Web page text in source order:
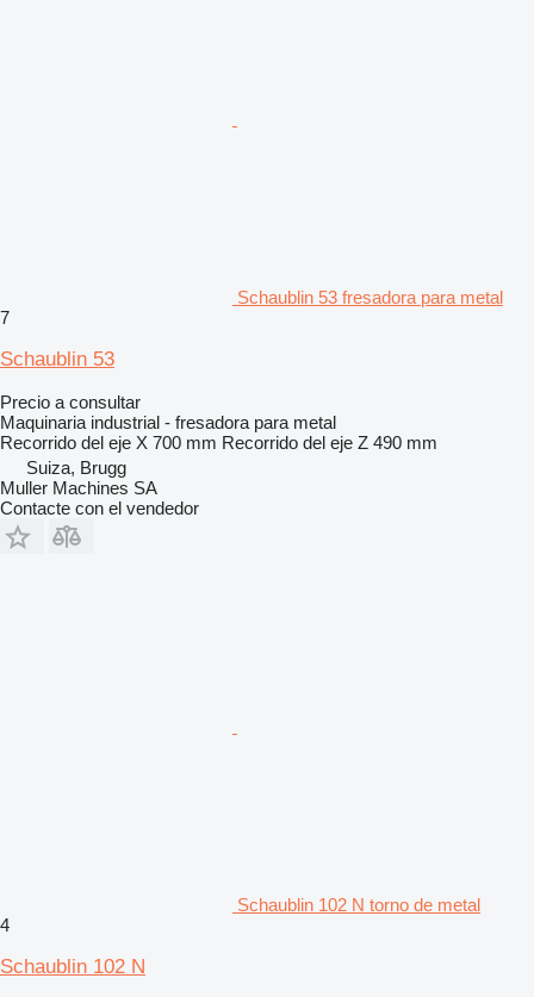
Schaublin 53 fresadora para metal
7
Schaublin 53
Precio a consultar
Maquinaria industrial - fresadora para metal
Recorrido del eje X 700 mm Recorrido del eje Z 490 mm
Suiza, Brugg
Muller Machines SA
Contacte con el vendedor
Schaublin 102 N torno de metal
4
Schaublin 102 N